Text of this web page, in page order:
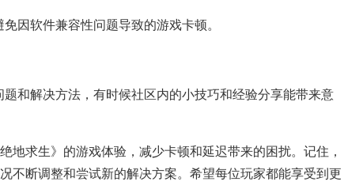
因软件兼容性问题导致的游戏卡顿。
和解决方法，有时候社区内的小技巧和经验分享能带来意
地求生》的游戏体验，减少卡顿和延迟带来的困扰。记住，
不断调整和尝试新的解决方案。希望每位玩家都能享受到更